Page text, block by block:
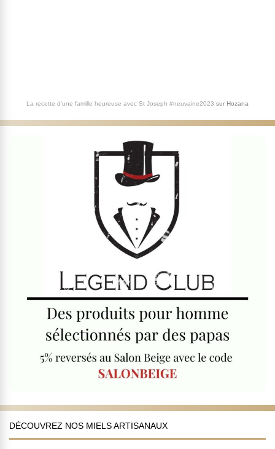
La recette d'une famille heureuse avec St Joseph #neuvaine2023 sur Hozana
DÉCOUVREZ NOS MIELS ARTISANAUX